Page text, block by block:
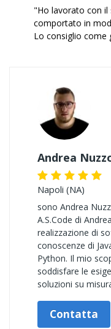
"Ho lavorato con il
comportato in
Lo consiglio come
Andrea
Napoli (NA)
sono Andrea
A.S.Code di
realizzazione di
conoscenze di
Python. Il mio
soddisfare le
soluzioni su
Contatta